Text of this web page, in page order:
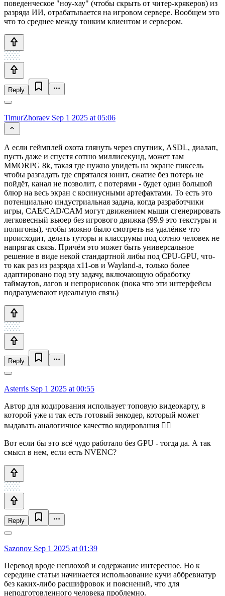
поведенческое "ноу-хау" (чтобы скрыть от читер-крякеров) из
разряда ИИ, отрабатывается на игровом сервере. Вообщем это
что то среднее между тонким клиентом и сервером.
Reply
TimurZhoraev Sep 1 2025 at 05:06
А если геймплей охота глянуть через спутник, ASDL, диалап,
пусть даже и спустя сотню миллисекунд, может там
MMORPG 8k, такая где нужно увидеть на экране пиксель
чтобы разгадать где спрятался юнит, сжатие без потерь не
пойдёт, канал не позволит, с потерями - будет один большой
блюр на весь экран с косинусными артефактами. То есть это
потенциально индустриальная задача, когда разработчики
игры, CAE/CAD/CAM могут движением мыши сгенерировать
легковесный вьюер без игрового движка (99.9 это текстуры и
полигоны), чтобы можно было смотреть на удалёнке что
происходит, делать туторы и классрумы под сотню человек не
напрягая связь. Причём это может быть универсальное
решение в виде некой стандартной либы под CPU-GPU, что-
то как раз из разряда x11-ов и Wayland-а, только более
адаптировано под эту задачу, включающую обработку
таймаутов, лагов и непрорисовок (пока что эти интерфейсы
подразумевают идеальную связь)
Reply
Asterris Sep 1 2025 at 00:55
Автор для кодирования использует топовую видеокарту, в
которой уже и так есть готовый энкодер, который может
выдавать аналогичное качество кодирования 🤦‍♂️
Вот если бы это всё чудо работало без GPU - тогда да. А так
смысл в нем, если есть NVENC?
Reply
Sazonov Sep 1 2025 at 01:39
Перевод вроде неплохой и содержание интересное. Но к
середине статьи начинается использование кучи аббревиатур
без каких-либо расшифровок и пояснений, что для
неподготовленного человека проблемно.